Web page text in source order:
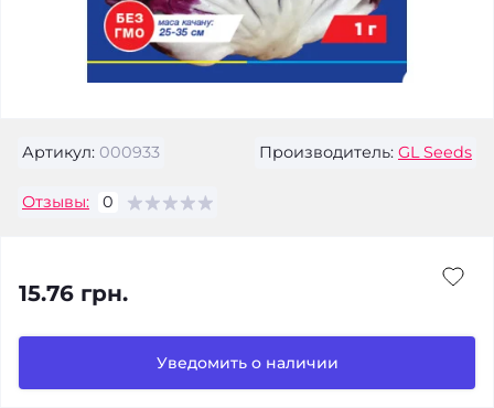
Артикул: 000933 Производитель: GL Seeds
Отзывы: 0
15.76 грн.
Уведомить о наличии